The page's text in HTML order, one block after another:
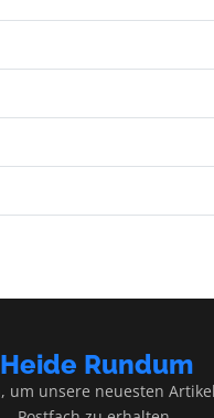
Heide Rundum
um unsere neuesten